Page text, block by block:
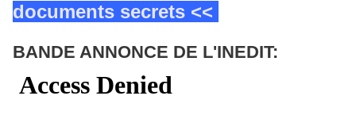
documents secrets <<
BANDE ANNONCE DE L'INEDIT: